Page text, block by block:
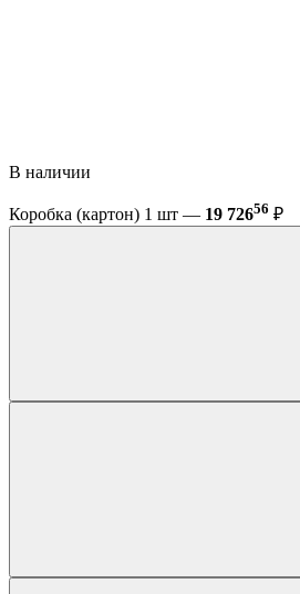
В наличии
Коробка (картон) 1 шт — 19 72656 ₽